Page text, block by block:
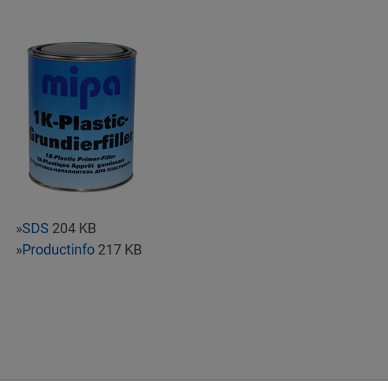
»SDS 204 KB
»Productinfo 217 KB